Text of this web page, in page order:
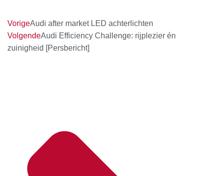
VorigeAudi after market LED achterlichten
VolgendeAudi Efficiency Challenge: rijplezier én
zuinigheid [Persbericht]